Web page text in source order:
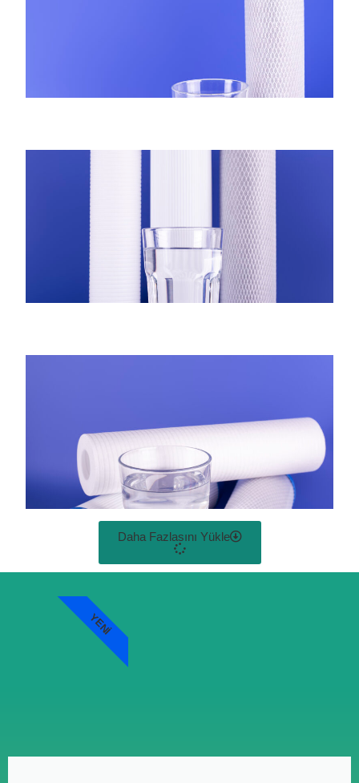
Daha Fazlasını Yükle
YENI